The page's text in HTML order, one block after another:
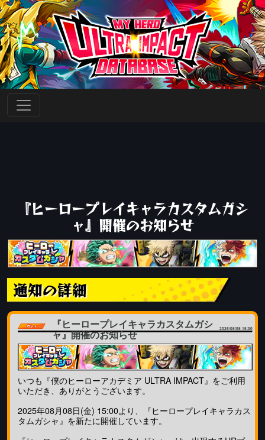
『ヒーロープレイキャラカスタムガシ
ャ』開催のお知らせ
通知の詳細